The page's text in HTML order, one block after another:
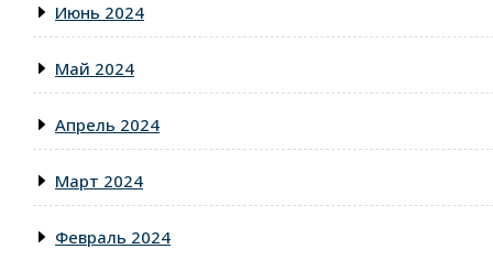
Июнь 2024
Май 2024
Апрель 2024
Март 2024
Февраль 2024